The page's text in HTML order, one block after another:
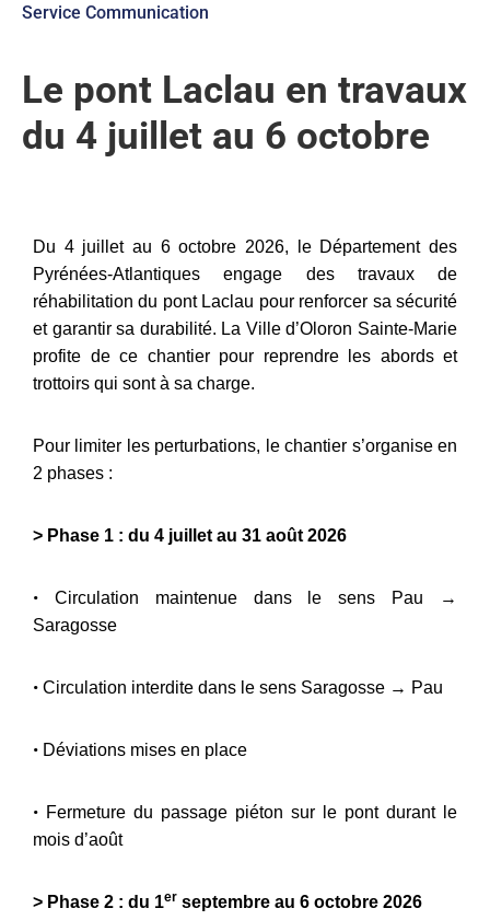
DÉMARCHES
PAYER
MES
FACTURES
Service Communication
Le pont Laclau en travaux
du 4 juillet au 6 octobre
Du 4 juillet au 6 octobre 2026, le Département des
Pyrénées-Atlantiques engage des travaux de
réhabilitation du pont Laclau pour renforcer sa sécurité
et garantir sa durabilité. La Ville d’Oloron Sainte-Marie
profite de ce chantier pour reprendre les abords et
trottoirs qui sont à sa charge.
Pour limiter les perturbations, le chantier s’organise en
2 phases :
> Phase 1 : du 4 juillet au 31 août 2026
• Circulation maintenue dans le sens Pau →
Saragosse
• Circulation interdite dans le sens Saragosse → Pau
• Déviations mises en place
• Fermeture du passage piéton sur le pont durant le
mois d’août
> Phase 2 : du 1er septembre au 6 octobre 2026